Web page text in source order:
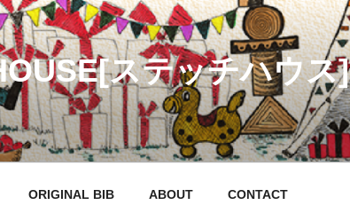
ステッチハウス]
ORIGINAL BIB ABOUT CONTACT